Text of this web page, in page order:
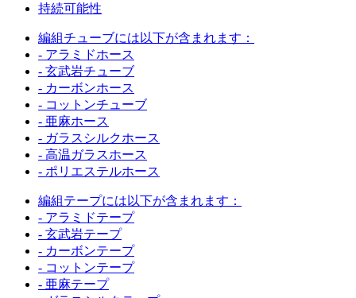
持続可能性
編組チューブには以下が含まれます：
- アラミドホース
- 玄武岩チューブ
- カーボンホース
- コットンチューブ
- 亜麻ホース
- ガラスシルクホース
- 高温ガラスホース
- ポリエステルホース
編組テープには以下が含まれます：
- アラミドテープ
- 玄武岩テープ
- カーボンテープ
- コットンテープ
- 亜麻テープ